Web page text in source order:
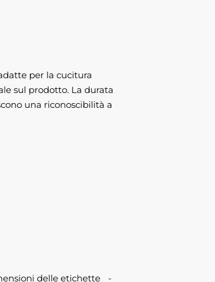
per la cucitura
sul prodotto. La durata
una riconoscibilità a
delle etichette -